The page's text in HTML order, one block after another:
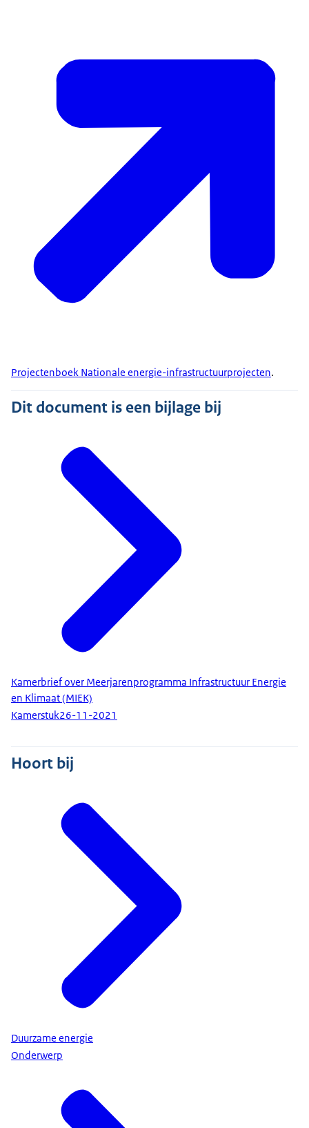
Projectenboek Nationale energie-infrastructuurprojecten.
Dit document is een bijlage bij
Kamerbrief over Meerjarenprogramma Infrastructuur Energie
en Klimaat (MIEK)
Kamerstuk26-11-2021
Hoort bij
Duurzame energie
Onderwerp